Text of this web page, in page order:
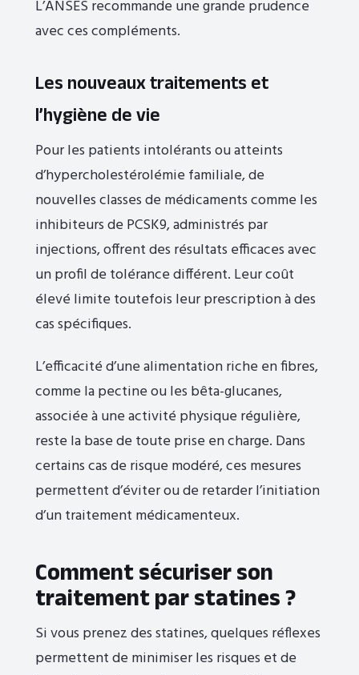
L’ANSES recommande une grande prudence
avec ces compléments.
Les nouveaux traitements et
l’hygiène de vie
Pour les patients intolérants ou atteints
d’hypercholestérolémie familiale, de
nouvelles classes de médicaments comme les
inhibiteurs de PCSK9, administrés par
injections, offrent des résultats efficaces avec
un profil de tolérance différent. Leur coût
élevé limite toutefois leur prescription à des
cas spécifiques.
L’efficacité d’une alimentation riche en fibres,
comme la pectine ou les bêta-glucanes,
associée à une activité physique régulière,
reste la base de toute prise en charge. Dans
certains cas de risque modéré, ces mesures
permettent d’éviter ou de retarder l’initiation
d’un traitement médicamenteux.
Comment sécuriser son
traitement par statines ?
Si vous prenez des statines, quelques réflexes
permettent de minimiser les risques et de